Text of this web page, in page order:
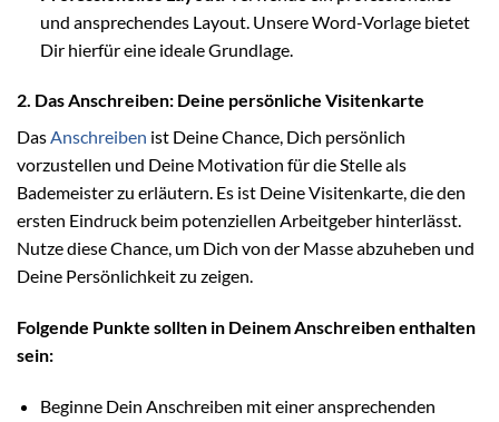
und ansprechendes Layout. Unsere Word-Vorlage bietet
Dir hierfür eine ideale Grundlage.
2. Das Anschreiben: Deine persönliche Visitenkarte
DasAnschreiben ist Deine Chance, Dich persönlich
vorzustellen und Deine Motivation für die Stelle als
Bademeister zu erläutern. Es ist Deine Visitenkarte, die den
ersten Eindruck beim potenziellen Arbeitgeber hinterlässt.
Nutze diese Chance, um Dich von der Masse abzuheben und
Deine Persönlichkeit zu zeigen.
Folgende Punkte sollten in Deinem Anschreiben enthalten
sein:
Beginne Dein Anschreiben mit einer ansprechenden